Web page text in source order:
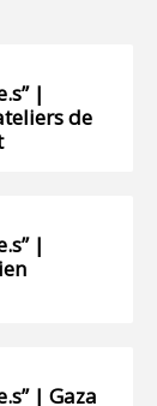
|
de
|
| Gaza